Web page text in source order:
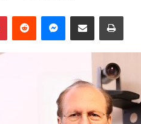
PinterestReddit Messenger
Condividi via mail